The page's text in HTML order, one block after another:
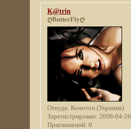
K@trin
ღButterFlyღ
Откуда: Конотоп (Украина)
Зарегистрирован: 2008-04-26
Приглашений: 0